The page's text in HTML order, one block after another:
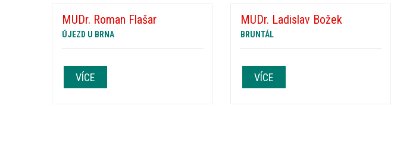
MUDr. Roman Flašar
ÚJEZD U BRNA
VÍCE
MUDr. Ladislav Božek
BRUNTÁL
VÍCE